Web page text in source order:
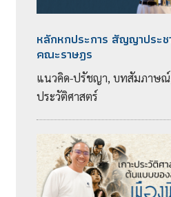
หลักหกประการ สัญญาประช
คณะราษฎร
แนวคิด-ปรัชญา, บทสัมภาษณ์,
ประวัติศาสตร์